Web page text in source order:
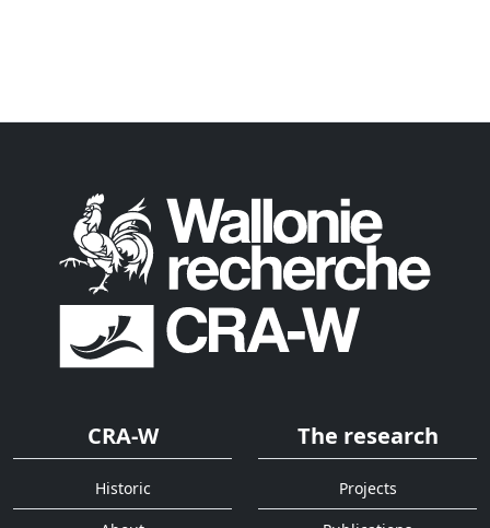
CRA-W
Historic
The research
Projects